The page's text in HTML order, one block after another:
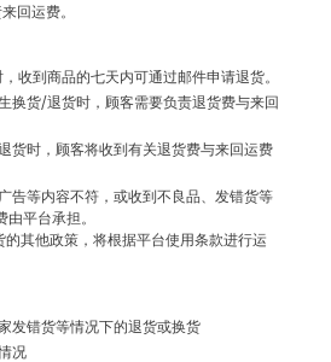
回运费。
收到商品的七天内可通过邮件申请退货。
换货/退货时，顾客需要负责退货费与来回
货时，顾客将收到有关退货费与来回运费
告等内容不符，或收到不良品、发错货等
平台承担。
其他政策，将根据平台使用条款进行运
发错货等情况下的退货或换货
况